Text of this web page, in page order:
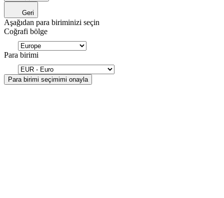
Geri
Aşağıdan para biriminizi seçin
Coğrafi bölge
Para birimi
Para birimi seçimimi onayla